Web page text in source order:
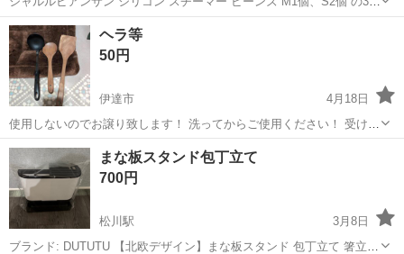
セットです。 さやえんどうの形で、可愛いです。 使用頻度は少ないで
すが、細かい傷は少しあります。 ・電子レンジを使ってノンオイルま
たは少しの油で...
福島 会津若松市
ヘラ等
50円
伊達市
4月18日
使用しないのでお譲り致します！ 洗ってからご使用ください！ 受け渡
し場所 伊達保原北店ウエルシア
福島 伊達市 調理器具 ヘラ
まな板スタンド包丁立て
700円
松川駅
3月8日
ブランド: DUTUTU 【北欧デザイン】まな板スタンド 包丁立て 箸立て